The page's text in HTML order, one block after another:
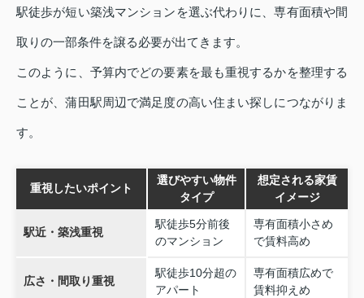
駅徒歩が短い築浅マンションを選ぶ代わりに、専有面積や間
取りの一部条件を譲る必要が出てきます。
このように、予算内でどの要素を最も重視するかを整理する
ことが、蒲田駅周辺で満足度の高い住まい探しにつながりま
す。
重視したいポイント
選びやすい物件
タイプ
想定される家賃
イメージ
駅近・築浅重視
駅徒歩5分前後
のマンション
専有面積小さめ
で賃料高め
広さ・間取り重視
駅徒歩10分超の
アパート
専有面積広めで
賃料抑えめ